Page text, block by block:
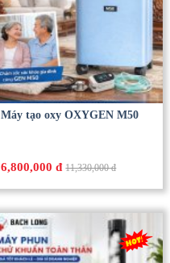
Máy tạo oxy OXYGEN M50
6,800,000 đ 11,330,000 đ